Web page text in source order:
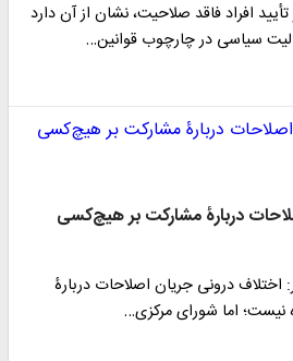
افراد فاقد صلاحیت، نشان از آن دارد
سیاسی در چارچوب قوانین…
دربارۀ مشارکت بر هیچ‌کسی
اختلاف درونی جریان اصلاحات دربارۀ
اما شورای مرکزی…